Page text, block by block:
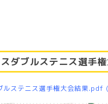
ダブルステニス選手
ステニス選手権大会結果.pdf